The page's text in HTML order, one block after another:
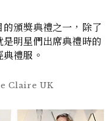
頒獎典禮之一，除了
明星們出席典禮時的
禮服。
Claire UK